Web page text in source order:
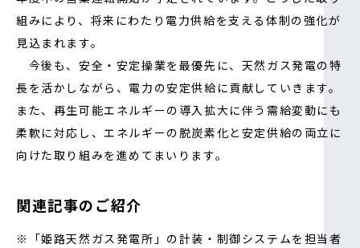
組みにより、将来にわたり電力供給を支える体制の強化が
見込まれます。
今後も、安全・安定操業を最優先に、天然ガス発電の特
長を活かしながら、電力の安定供給に貢献していきます。
また、再生可能エネルギーの導入拡大に伴う需給変動にも
柔軟に対応し、エネルギーの脱炭素化と安定供給の両立に
向けた取り組みを進めてまいります。
関連記事のご紹介
※「姫路天然ガス発電所」の計装・制御システムを担当者